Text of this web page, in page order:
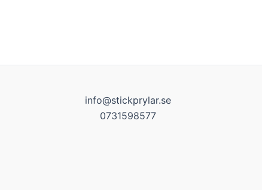
info@stickprylar.se
0731598577